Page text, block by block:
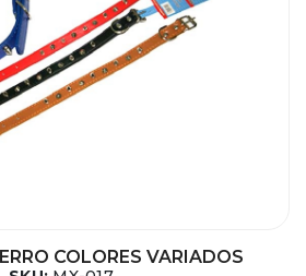
COLORES VARIADOS